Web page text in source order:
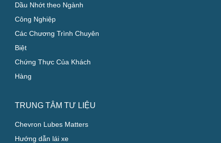
Dầu Nhớt theo Ngành
Công Nghiệp
Các Chương Trình Chuyên
Biệt
Chứng Thực Của Khách
Hàng
TRUNG TÂM TƯ LIỆU
Chevron Lubes Matters
Hướng dẫn lái xe